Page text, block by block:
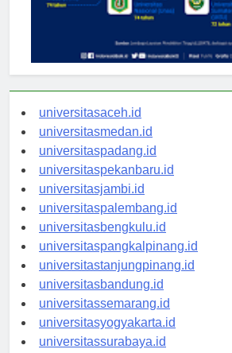
universitasaceh.id
universitasmedan.id
universitaspadang.id
universitaspekanbaru.id
universitasjambi.id
universitaspalembang.id
universitasbengkulu.id
universitaspangkalpinang.id
universitastanjungpinang.id
universitasbandung.id
universitassemarang.id
universitasyogyakarta.id